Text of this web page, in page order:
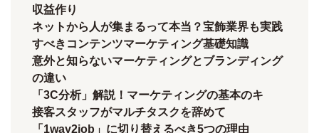
収益作り
ネットから人が集まるって本当？宝飾業界も実践
すべきコンテンツマーケティング基礎知識
意外と知らないマーケティングとブランディング
の違い
「3C分析」解説！マーケティングの基本のキ
接客スタッフがマルチタスクを辞めて
「1way2job」に切り替えるべき5つの理由